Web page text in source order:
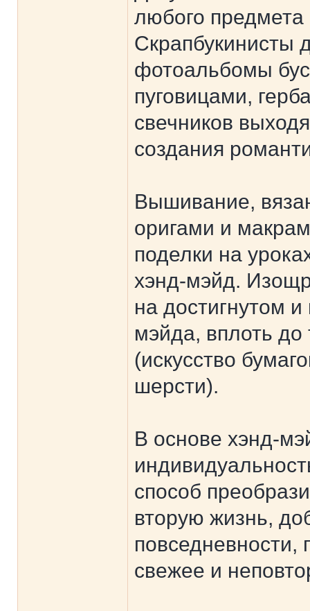
любого предмета
Скрапбукинисты
фотоальбомы
пуговицами,
свечников
создания
Вышивание,
оригами и
поделки на
хэнд-мэйд.
на достигнутом
мэйда, вплоть до
(искусство
шерсти).
В основе хэнд-
способ
вторую жизнь,
повседневности,
свежее и